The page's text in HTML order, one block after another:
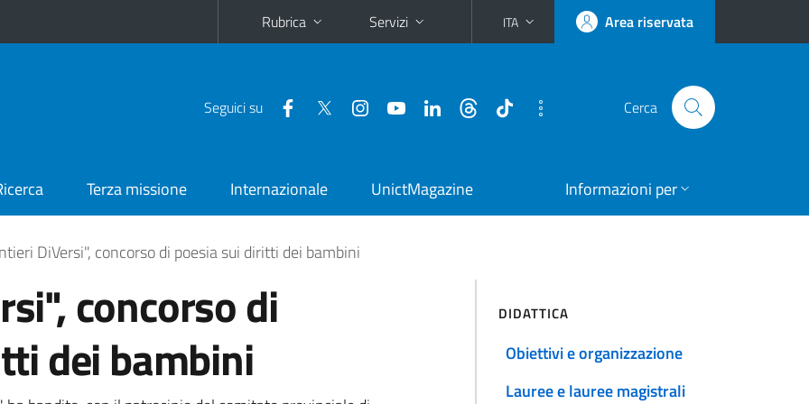
Rubrica Servizi ITA Area riservata
Seguici su Cerca
Terza missione Internazionale UnictMagazine Informazioni per
DiVersi", concorso di poesia sui diritti dei bambini
concorso di
dei bambini
DIDATTICA
Obiettivi e organizzazione
Lauree e lauree magistrali